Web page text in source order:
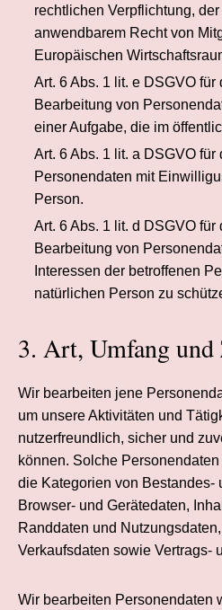
rechtlichen Verpflichtung,
anwendbarem Recht von
Europäischen
Art. 6 Abs. 1 lit. e DSGVO
Bearbeitung von
einer Aufgabe, die im
Art. 6 Abs. 1 lit. a DSGVO
Personendaten mit
Person.
Art. 6 Abs. 1 lit. d DSGVO
Bearbeitung von
Interessen der betroffenen
natürlichen Person zu
3. Art, Umfang und
Wir bearbeiten jene
um unsere Aktivitäten und
nutzerfreundlich, sicher und
können. Solche
die Kategorien von Bestandes-
Browser- und Gerätedaten,
Randdaten und
Verkaufsdaten sowie Vertrags-
Wir bearbeiten Personendaten